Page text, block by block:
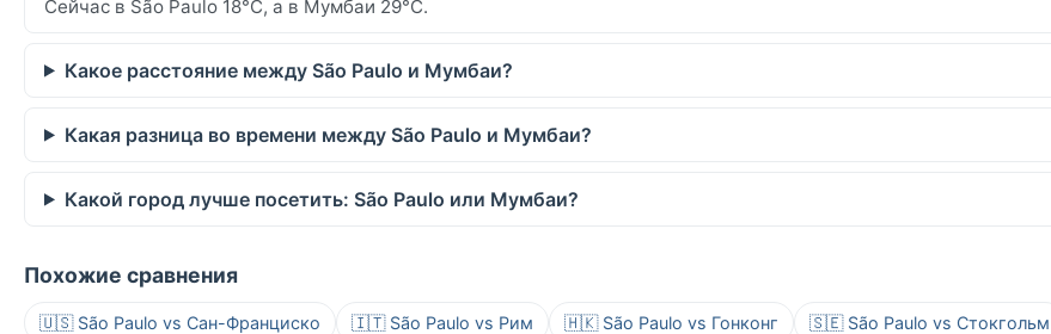
Сейчас в São Paulo 18°C, а в Мумбаи 29°C.
Какое расстояние между São Paulo и Мумбаи?
Какая разница во времени между São Paulo и Мумбаи?
Какой город лучше посетить: São Paulo или Мумбаи?
Похожие сравнения
🇺🇸 São Paulo vs Сан-Франциско 🇮🇹 São Paulo vs Рим 🇭🇰 São Paulo vs Гонконг 🇸🇪 São Paulo vs Стокгольм